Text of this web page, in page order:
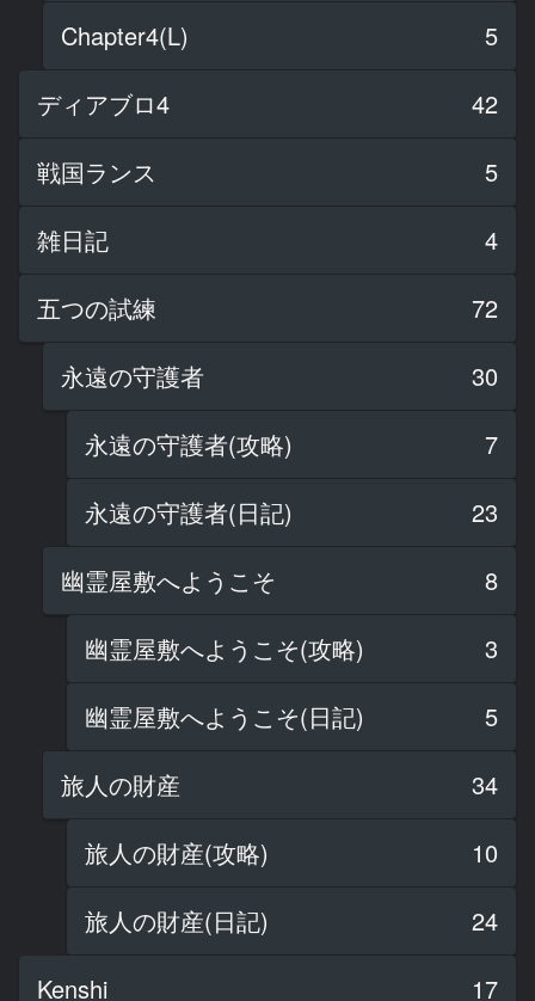
Chapter4(L)
5
ディアブロ4
42
戦国ランス
5
雑日記
4
五つの試練
72
永遠の守護者
30
永遠の守護者(攻略)
7
永遠の守護者(日記)
23
幽霊屋敷へようこそ
8
幽霊屋敷へようこそ(攻略)
3
幽霊屋敷へようこそ(日記)
5
旅人の財産
34
旅人の財産(攻略)
10
旅人の財産(日記)
24
Kenshi
17